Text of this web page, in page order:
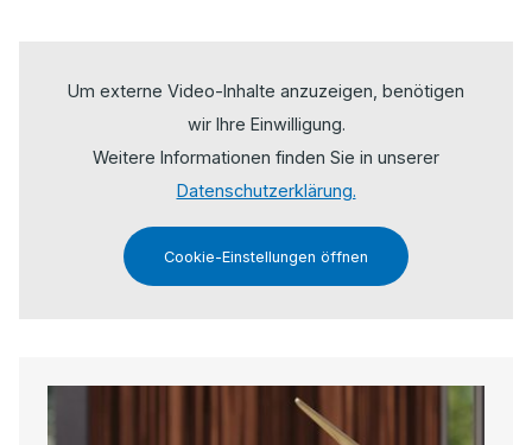
Um externe Video-Inhalte anzuzeigen, benötigen
wir Ihre Einwilligung.
Weitere Informationen finden Sie in unserer
Datenschutzerklärung.
Cookie-Einstellungen öffnen